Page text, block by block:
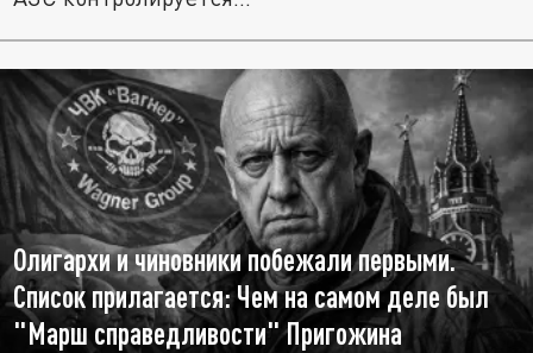
Олигархи и чиновники побежали первыми.
Список прилагается: Чем на самом деле был
"Марш справедливости" Пригожина